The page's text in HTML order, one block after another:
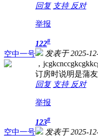
回复 支持 反对
举报
空中一号
122#
发表于 2025-
，
订房时说明是蒲
回复 支持 反对
举报
空中一号
123#
发表于 2025-